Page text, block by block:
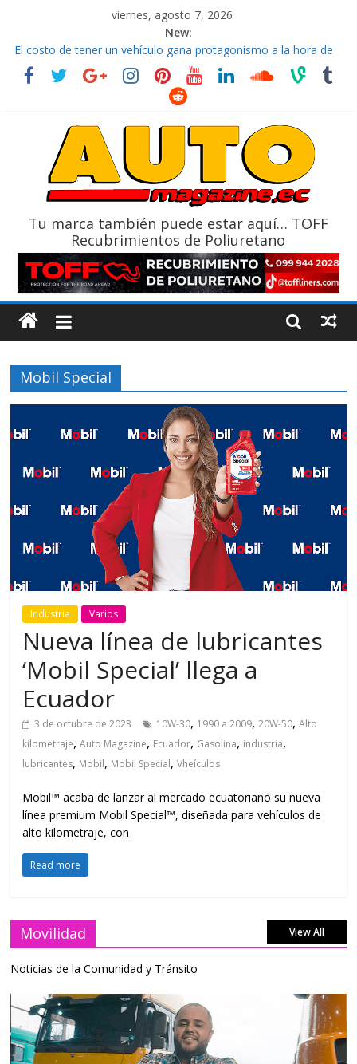
viernes, agosto 7, 2026
New:
El costo de tener un vehículo gana protagonismo a la hora de
decidir
Ultima película ‘Spider‑Man: Brand New Day’ pone en escena a
La Vuelta al Ecuador 2026, edición 47ª, recorre 7 provincias en 8
La FEDAK recibe 12 Sinotruk Bolden para cubrir las rutas de La
Tu marca también puede estar aquí… TOFF
Recubrimientos de Poliuretano
Mobil Special
Industria Varios
Nueva línea de lubricantes
‘Mobil Special’ llega a
Ecuador
3 de octubre de 2023 10W-30, 1990 a 2009,20W-50,Alto
kilometraje,Auto Magazine, Ecuador, Gasolina, industria,
lubricantes, Mobil, Mobil Special,Vheículos
Mobil™ acaba de lanzar al mercado ecuatoriano su nueva
línea premium Mobil Special™, diseñada para vehículos de
alto kilometraje, con
Read more
Movilidad View All
Noticias de la Comunidad y Tránsito